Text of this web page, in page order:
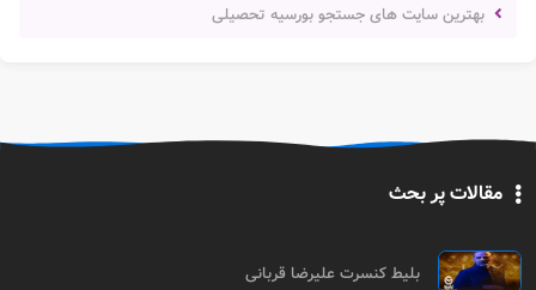
بهترین سایت های جستجو بورسیه تحصیلی
مقالات پر بحث
بلیط کنسرت علیرضا قربانی